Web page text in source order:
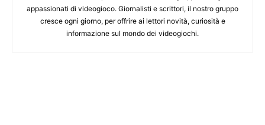
appassionati di videogioco. Giornalisti e scrittori, il nostro gruppo
cresce ogni giorno, per offrire ai lettori novità, curiosità e
informazione sul mondo dei videogiochi.